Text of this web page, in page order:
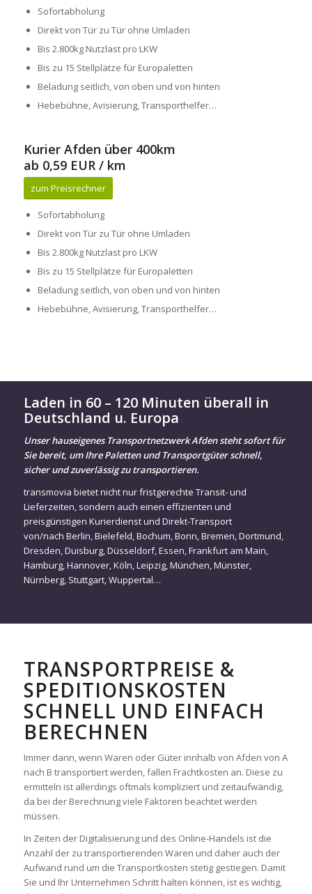
Sofortabholung
Direkt von Tür zu Tür ohne Umladen
Bis 2.800kg Nutzlast pro LKW
Bis zu 15 Stellplätze für Europaletten
Beladung seitlich, von oben und von hinten
Hebebühne, Avisierung, Transporthelfer…
Kurier Afden über 400km
ab 0,59 EUR / km
zum Preisrechner
Sofortabholung
Direkt von Tür zu Tür ohne Umladen
Bis 2.800kg Nutzlast pro LKW
Bis zu 15 Stellplätze für Europaletten
Beladung seitlich, von oben und von hinten
Hebebühne, Avisierung, Transporthelfer…
Laden in 60 – 120 Minuten überall in
Deutschland u. Europa
Unser hauseigenes Transportnetzwerk Afden steht sofort für
Sie bereit, um Ihre Paletten und Transportgüter schnell,
sicher und zuverlässig zu transportieren.
transmovia bietet nicht nur fristgerechte Transit- und
Lieferzeiten, sondern auch einen effizienten und
preisgünstigen Kurierdienst und Direkt-Transport
von/nach Berlin,Bielefeld,Bochum,Bonn,Bremen,Dortmund,
Dresden,Duisburg,Düsseldorf,Essen,Frankfurt am Main,
Hamburg,Hannover,Köln,Leipzig,München,Münster,
Nürnberg, Stuttgart,Wuppertal…
TRANSPORTPREISE &
SPEDITIONSKOSTEN
SCHNELL UND EINFACH
BERECHNEN
Immer dann, wenn Waren oder Güter innhalb von Afden von A
nach B transportiert werden, fallen Frachtkosten an. Diese zu
ermitteln ist allerdings oftmals kompliziert und zeitaufwändig,
da bei der Berechnung viele Faktoren beachtet werden
müssen.
In Zeiten der Digitalisierung und des Online-Handels ist die
Anzahl der zu transportierenden Waren und daher auch der
Aufwand rund um die Transportkosten stetig gestiegen. Damit
Sie und Ihr Unternehmen Schritt halten können, ist es wichtig,